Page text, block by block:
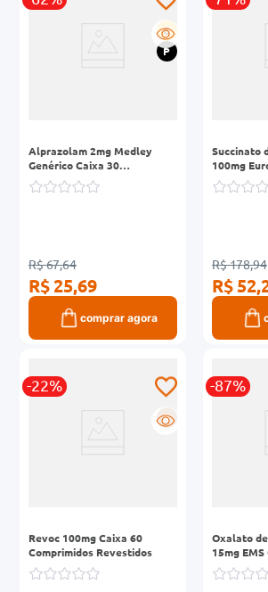
G
P
Alprazolam 2mg Medley
Genérico Caixa 30
Comprimidos
R$ 67,64
R$ 25,69
comprar agora
Succinato
100mg
Caixa 30
R$ 178,94
R$
-22%
R
Revoc 100mg Caixa 60
Comprimidos Revestidos
-87%
Oxalato
15mg